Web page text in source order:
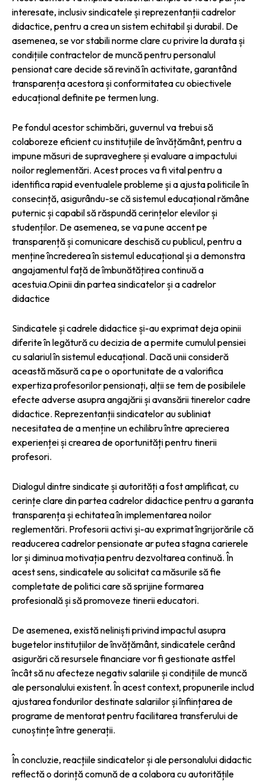
interesate, inclusiv sindicatele și reprezentanții cadrelor
didactice, pentru a crea un sistem echitabil și durabil. De
asemenea, se vor stabili norme clare cu privire la durata și
condițiile contractelor de muncă pentru personalul
pensionat care decide să revină în activitate, garantând
transparența acestora și conformitatea cu obiectivele
educațional definite pe termen lung.
Pe fondul acestor schimbări, guvernul va trebui să
colaboreze eficient cu instituțiile de învățământ, pentru a
impune măsuri de supraveghere și evaluare a impactului
noilor reglementări. Acest proces va fi vital pentru a
identifica rapid eventualele probleme și a ajusta politicile în
consecință, asigurându-se că sistemul educațional rămâne
puternic și capabil să răspundă cerințelor elevilor și
studenților. De asemenea, se va pune accent pe
transparență și comunicare deschisă cu publicul, pentru a
menține încrederea în sistemul educațional și a demonstra
angajamentul față de îmbunătățirea continuă a
acestuia.Opinii din partea sindicatelor și a cadrelor
didactice
Sindicatele și cadrele didactice și-au exprimat deja opinii
diferite în legătură cu decizia de a permite cumulul pensiei
cu salariul în sistemul educațional. Dacă unii consideră
această măsură ca pe o oportunitate de a valorifica
expertiza profesorilor pensionați, alții se tem de posibilele
efecte adverse asupra angajării și avansării tinerelor cadre
didactice. Reprezentanții sindicatelor au subliniat
necesitatea de a menține un echilibru între aprecierea
experienței și crearea de oportunități pentru tinerii
profesori.
Dialogul dintre sindicate și autorități a fost amplificat, cu
cerințe clare din partea cadrelor didactice pentru a garanta
transparența și echitatea în implementarea noilor
reglementări. Profesorii activi și-au exprimat îngrijorările că
readucerea cadrelor pensionate ar putea stagna carierele
lor și diminua motivația pentru dezvoltarea continuă. În
acest sens, sindicatele au solicitat ca măsurile să fie
completate de politici care să sprijine formarea
profesională și să promoveze tinerii educatori.
De asemenea, există neliniști privind impactul asupra
bugetelor instituțiilor de învățământ, sindicatele cerând
asigurări că resursele financiare vor fi gestionate astfel
încât să nu afecteze negativ salariile și condițiile de muncă
ale personalului existent. În acest context, propunerile includ
ajustarea fondurilor destinate salariilor și înființarea de
programe de mentorat pentru facilitarea transferului de
cunoștințe între generații.
În concluzie, reacțiile sindicatelor și ale personalului didactic
reflectă o dorință comună de a colabora cu autoritățile